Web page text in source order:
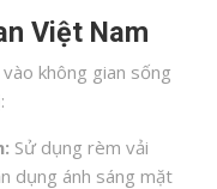
Việt Nam
không gian sống
Sử dụng rèm vải
dụng ánh sáng mặt